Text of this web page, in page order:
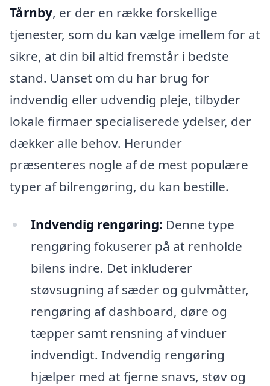
Tårnby, er der en række forskellige
tjenester, som du kan vælge imellem for at
sikre, at din bil altid fremstår i bedste
stand. Uanset om du har brug for
indvendig eller udvendig pleje, tilbyder
lokale firmaer specialiserede ydelser, der
dækker alle behov. Herunder
præsenteres nogle af de mest populære
typer af bilrengøring, du kan bestille.
Indvendig rengøring: Denne type
rengøring fokuserer på at renholde
bilens indre. Det inkluderer
støvsugning af sæder og gulvmåtter,
rengøring af dashboard, døre og
tæpper samt rensning af vinduer
indvendigt. Indvendig rengøring
hjælper med at fjerne snavs, støv og